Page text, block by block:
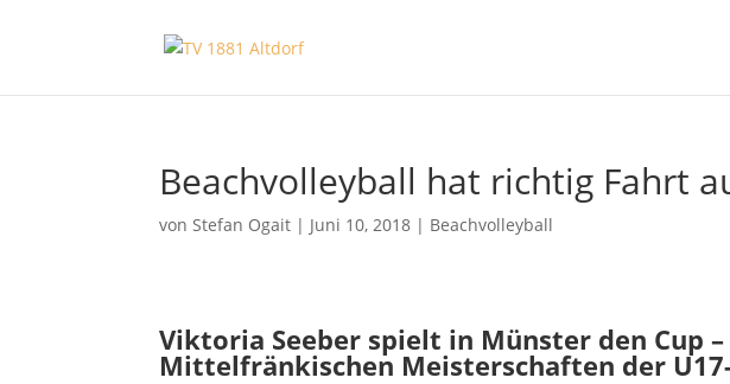
Beachvolleyball hat richtig Fahrt
vonStefan Ogait | Juni 10, 2018 | Beachvolleyball
Viktoria Seeber spielt in Münster den Cup
Mittelfränkischen Meisterschaften der U17-